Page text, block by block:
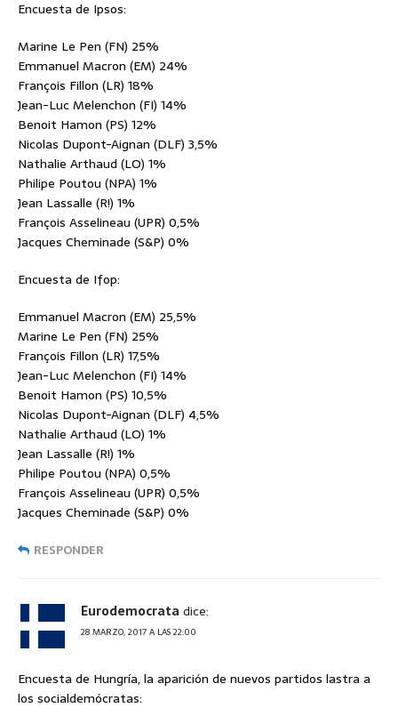
Encuesta de Ipsos:
Marine Le Pen (FN) 25%
Emmanuel Macron (EM) 24%
François Fillon (LR) 18%
Jean-Luc Melenchon (FI) 14%
Benoit Hamon (PS) 12%
Nicolas Dupont-Aignan (DLF) 3,5%
Nathalie Arthaud (LO) 1%
Philipe Poutou (NPA) 1%
Jean Lassalle (R!) 1%
François Asselineau (UPR) 0,5%
Jacques Cheminade (S&P) 0%
Encuesta de Ifop:
Emmanuel Macron (EM) 25,5%
Marine Le Pen (FN) 25%
François Fillon (LR) 17,5%
Jean-Luc Melenchon (FI) 14%
Benoit Hamon (PS) 10,5%
Nicolas Dupont-Aignan (DLF) 4,5%
Nathalie Arthaud (LO) 1%
Jean Lassalle (R!) 1%
Philipe Poutou (NPA) 0,5%
François Asselineau (UPR) 0,5%
Jacques Cheminade (S&P) 0%
RESPONDER
Eurodemocrata dice:
28 MARZO, 2017 A LAS 22:00
Encuesta de Hungría, la aparición de nuevos partidos lastra a
los socialdemócratas: